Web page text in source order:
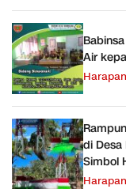
Air
Harapan
di Desa
Simbol
Harapan